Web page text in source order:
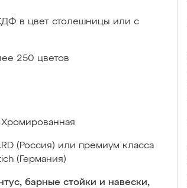
в цвет столешницы или с
250 цветов
Хромированная
(Россия) или премиум класса
(Германия)
барные стойки и навески,